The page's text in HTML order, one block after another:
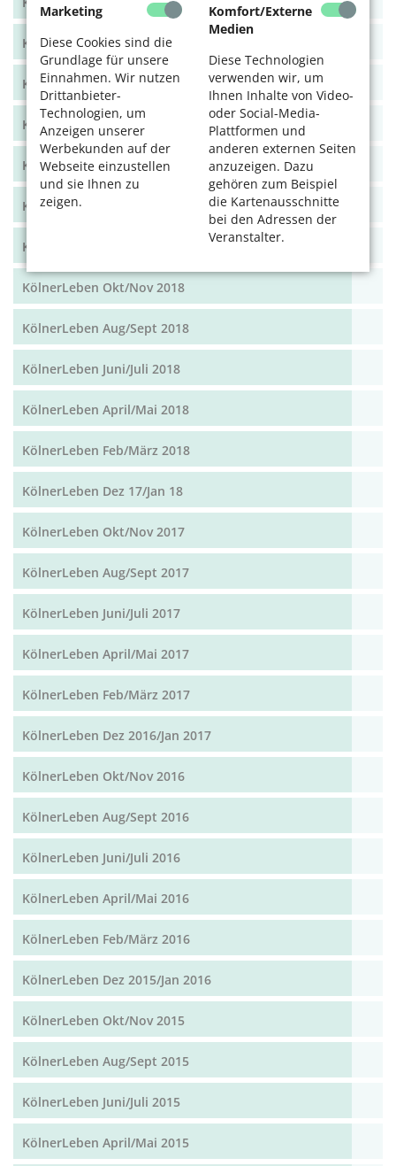
Marketing
Diese Cookies sind die
Grundlage für unsere
Einnahmen. Wir nutzen
Drittanbieter-
Technologien, um
Anzeigen unserer
Werbekunden auf der
Webseite einzustellen
und sie Ihnen zu
zeigen.
Komfort/Externe
Medien
Diese Technologien
verwenden wir, um
Ihnen Inhalte von Video-
oder Social-Media-
Plattformen und
anderen externen Seiten
anzuzeigen. Dazu
gehören zum Beispiel
die Kartenausschnitte
bei den Adressen der
Veranstalter.
KölnerLeben Okt/Nov 19
KölnerLeben Aug/Sept 2019
KölnerLeben Juni/Juli 2019
KölnerLeben April/Mai 2019
KölnerLeben Feb/März 2019
KölnerLeben Dez 18/Jan 19
KölnerLeben Okt/Nov 2018
KölnerLeben Aug/Sept 2018
KölnerLeben Juni/Juli 2018
KölnerLeben April/Mai 2018
KölnerLeben Feb/März 2018
KölnerLeben Dez 17/Jan 18
KölnerLeben Okt/Nov 2017
KölnerLeben Aug/Sept 2017
KölnerLeben Juni/Juli 2017
KölnerLeben April/Mai 2017
KölnerLeben Feb/März 2017
KölnerLeben Dez 2016/Jan 2017
KölnerLeben Okt/Nov 2016
KölnerLeben Aug/Sept 2016
KölnerLeben Juni/Juli 2016
KölnerLeben April/Mai 2016
KölnerLeben Feb/März 2016
KölnerLeben Dez 2015/Jan 2016
KölnerLeben Okt/Nov 2015
KölnerLeben Aug/Sept 2015
KölnerLeben Juni/Juli 2015
KölnerLeben April/Mai 2015